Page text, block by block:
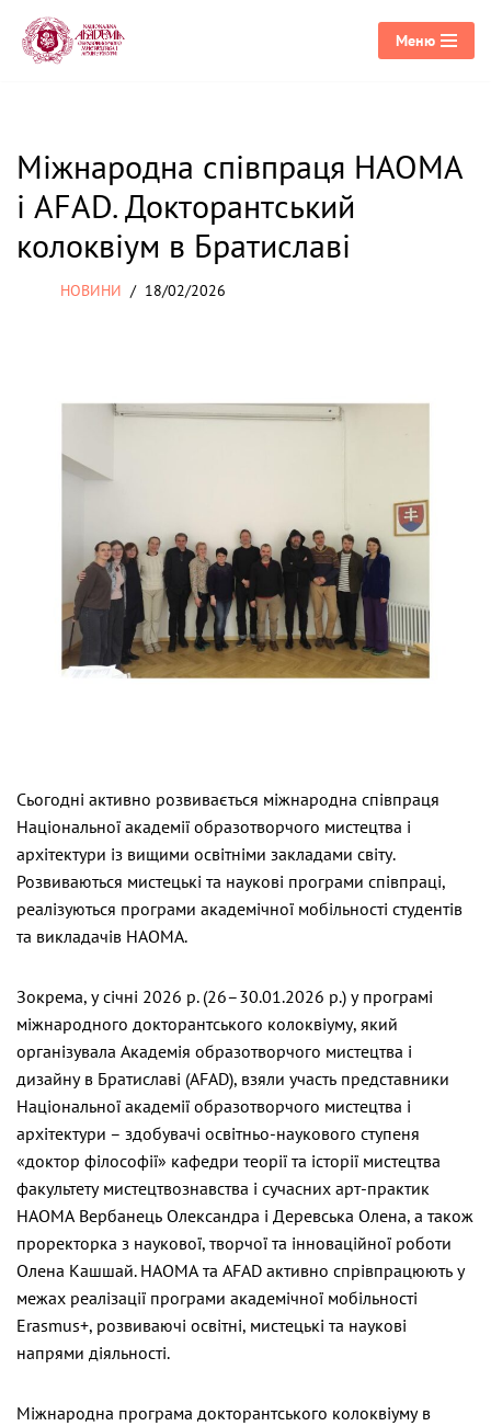
Перейти
Меню
Міжнародна співпраця НАОМА
і AFAD. Докторантський
колоквіум в Братиславі
НОВИНИ 18/02/2026
Сьогодні активно розвивається міжнародна співпраця
Національної академії образотворчого мистецтва і
архітектури із вищими освітніми закладами світу.
Розвиваються мистецькі та наукові програми співпраці,
реалізуються програми академічної мобільності студентів
та викладачів НАОМА.
Зокрема, у січні 2026 р. (26–30.01.2026 р.) у програмі
міжнародного докторантського колоквіуму, який
організувала Академія образотворчого мистецтва і
дизайну в Братиславі (AFAD), взяли участь представники
Національної академії образотворчого мистецтва і
архітектури – здобувачі освітньо-наукового ступеня
«доктор філософії» кафедри теорії та історії мистецтва
факультету мистецтвознавства і сучасних арт-практик
НАОМА Вербанець Олександра і Деревська Олена, а також
проректорка з наукової, творчої та інноваційної роботи
Олена Кашшай. НАОМА та AFAD активно спрівпрацюють у
межах реалізації програми академічної мобільності
Erasmus+, розвиваючі освітні, мистецькі та наукові
напрями діяльності.
Міжнародна програма докторантського колоквіуму в